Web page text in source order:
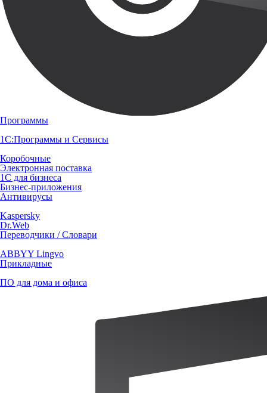
Программы
1С:Программы и Сервисы
Коробочные
Электронная поставка
1С для бизнеса
Бизнес-приложения
Антивирусы
Kaspersky
Dr.Web
Переводчики / Словари
ABBYY Lingvo
Прикладные
ПО для дома и офиса